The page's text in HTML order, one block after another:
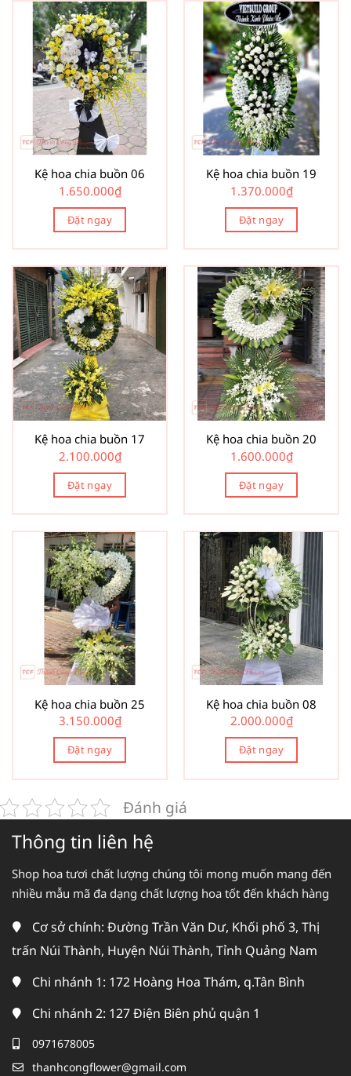
Kệ hoa chia buồn 06
1.650.000₫
Đặt ngay
Kệ hoa chia buồn 19
1.370.000₫
Đặt ngay
Kệ hoa chia buồn 17
2.100.000₫
Đặt ngay
Kệ hoa chia buồn 20
1.600.000₫
Đặt ngay
Kệ hoa chia buồn 25
3.150.000₫
Đặt ngay
Kệ hoa chia buồn 08
2.000.000₫
Đặt ngay
Đánh giá
Thông tin liên hệ
Shop hoa tươi chất lượng chúng tôi mong muốn mang đến
nhiều mẫu mã đa dạng chất lượng hoa tốt đến khách hàng
Cơ sở chính: Đường Trần Văn Dư, Khối phố 3, Thị
trấn Núi Thành, Huyện Núi Thành, Tỉnh Quảng Nam
Chi nhánh 1: 172 Hoàng Hoa Thám, q.Tân Bình
Chi nhánh 2: 127 Điện Biên phủ quận 1
0971678005
thanhcongflower@gmail.com